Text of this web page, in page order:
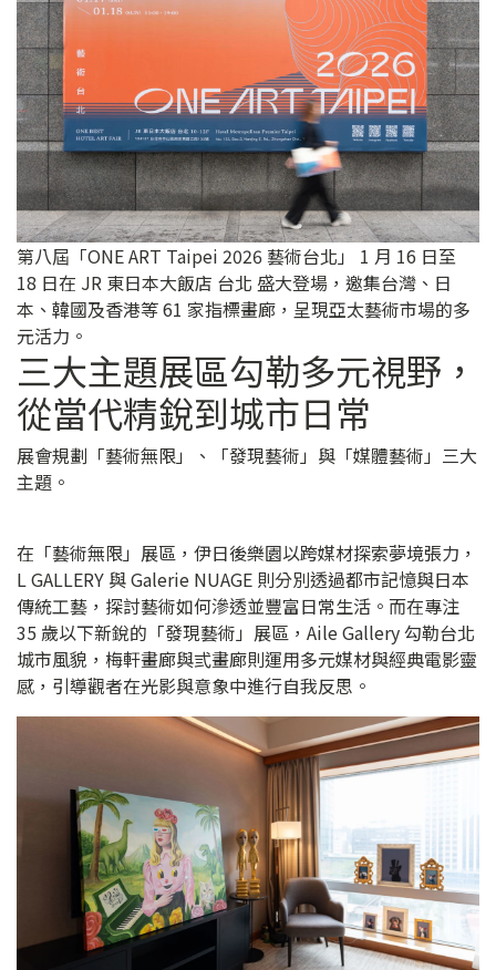
第八屆「ONE ART Taipei 2026 藝術台北」 1 月 16 日至
18 日在 JR 東日本大飯店 台北 盛大登場，邀集台灣、日
本、韓國及香港等 61 家指標畫廊，呈現亞太藝術市場的多
元活力。
三大主題展區勾勒多元視野，
從當代精銳到城市日常
展會規劃「藝術無限」、「發現藝術」與「媒體藝術」三大
主題。
在「藝術無限」展區，伊日後樂園以跨媒材探索夢境張力，
L GALLERY 與 Galerie NUAGE 則分別透過都市記憶與日本
傳統工藝，探討藝術如何滲透並豐富日常生活。而在專注
35 歲以下新銳的「發現藝術」展區，Aile Gallery 勾勒台北
城市風貌，梅軒畫廊與弎畫廊則運用多元媒材與經典電影靈
感，引導觀者在光影與意象中進行自我反思。